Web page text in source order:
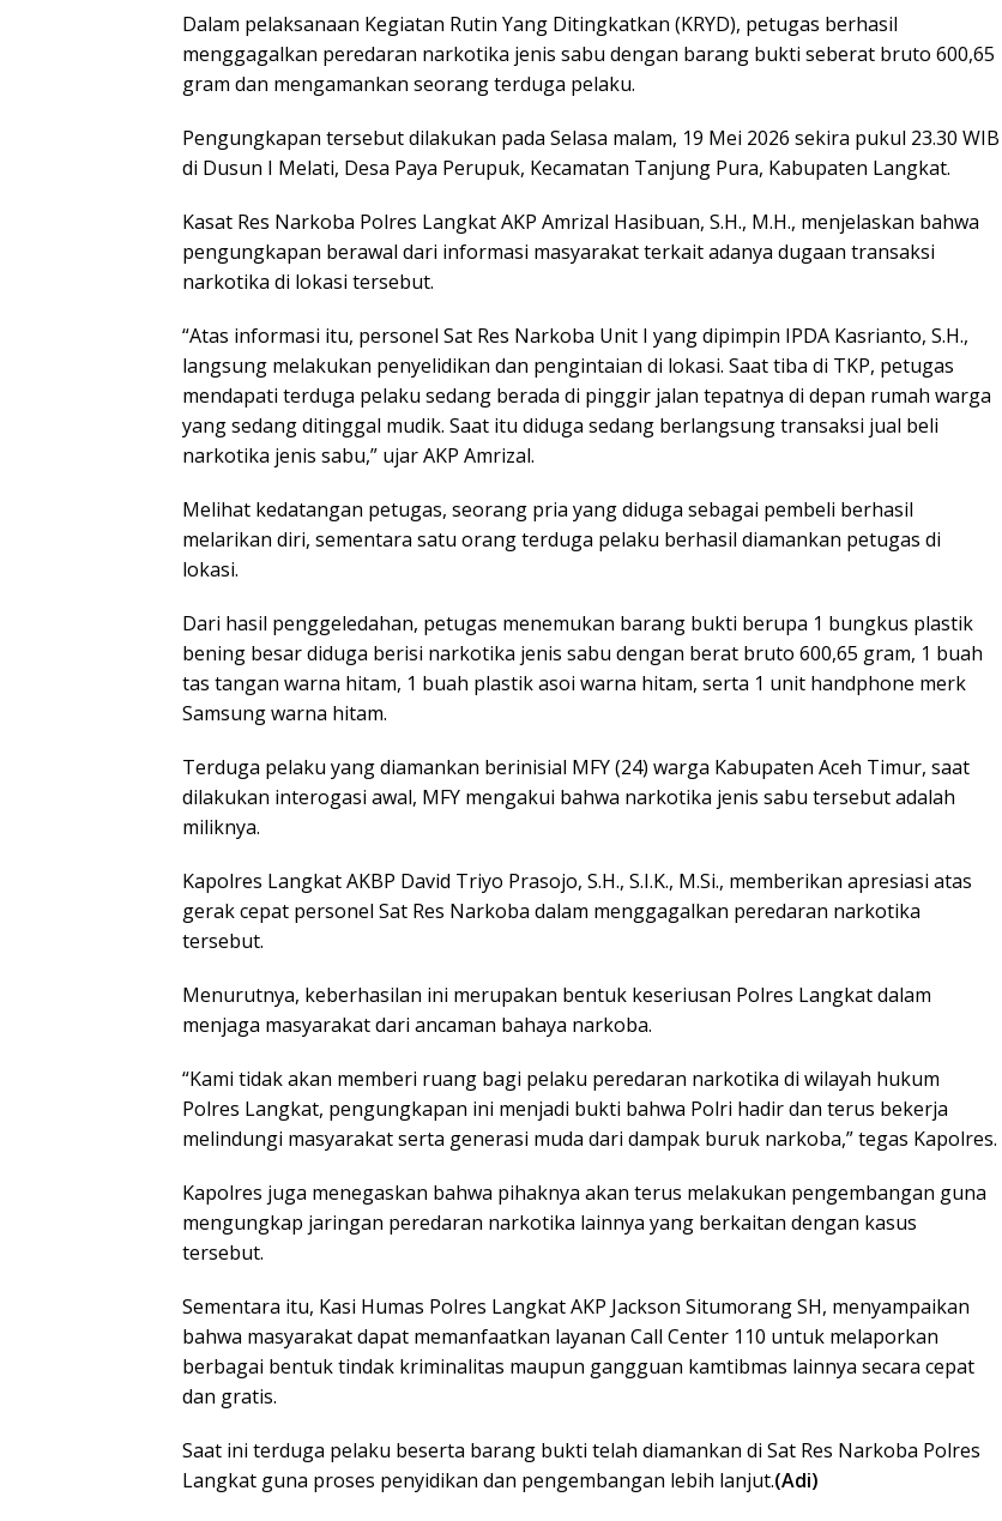
Dalam pelaksanaan Kegiatan Rutin Yang Ditingkatkan (KRYD), petugas berhasil
menggagalkan peredaran narkotika jenis sabu dengan barang bukti seberat bruto 600,65
gram dan mengamankan seorang terduga pelaku.
Pengungkapan tersebut dilakukan pada Selasa malam, 19 Mei 2026 sekira pukul 23.30 WIB
di Dusun I Melati, Desa Paya Perupuk, Kecamatan Tanjung Pura, Kabupaten Langkat.
Kasat Res Narkoba Polres Langkat AKP Amrizal Hasibuan, S.H., M.H., menjelaskan bahwa
pengungkapan berawal dari informasi masyarakat terkait adanya dugaan transaksi
narkotika di lokasi tersebut.
“Atas informasi itu, personel Sat Res Narkoba Unit I yang dipimpin IPDA Kasrianto, S.H.,
langsung melakukan penyelidikan dan pengintaian di lokasi. Saat tiba di TKP, petugas
mendapati terduga pelaku sedang berada di pinggir jalan tepatnya di depan rumah warga
yang sedang ditinggal mudik. Saat itu diduga sedang berlangsung transaksi jual beli
narkotika jenis sabu,” ujar AKP Amrizal.
Melihat kedatangan petugas, seorang pria yang diduga sebagai pembeli berhasil
melarikan diri, sementara satu orang terduga pelaku berhasil diamankan petugas di
lokasi.
Dari hasil penggeledahan, petugas menemukan barang bukti berupa 1 bungkus plastik
bening besar diduga berisi narkotika jenis sabu dengan berat bruto 600,65 gram, 1 buah
tas tangan warna hitam, 1 buah plastik asoi warna hitam, serta 1 unit handphone merk
Samsung warna hitam.
Terduga pelaku yang diamankan berinisial MFY (24) warga Kabupaten Aceh Timur, saat
dilakukan interogasi awal, MFY mengakui bahwa narkotika jenis sabu tersebut adalah
miliknya.
Kapolres Langkat AKBP David Triyo Prasojo, S.H., S.I.K., M.Si., memberikan apresiasi atas
gerak cepat personel Sat Res Narkoba dalam menggagalkan peredaran narkotika
tersebut.
Menurutnya, keberhasilan ini merupakan bentuk keseriusan Polres Langkat dalam
menjaga masyarakat dari ancaman bahaya narkoba.
“Kami tidak akan memberi ruang bagi pelaku peredaran narkotika di wilayah hukum
Polres Langkat, pengungkapan ini menjadi bukti bahwa Polri hadir dan terus bekerja
melindungi masyarakat serta generasi muda dari dampak buruk narkoba,” tegas Kapolres.
Kapolres juga menegaskan bahwa pihaknya akan terus melakukan pengembangan guna
mengungkap jaringan peredaran narkotika lainnya yang berkaitan dengan kasus
tersebut.
Sementara itu, Kasi Humas Polres Langkat AKP Jackson Situmorang SH, menyampaikan
bahwa masyarakat dapat memanfaatkan layanan Call Center 110 untuk melaporkan
berbagai bentuk tindak kriminalitas maupun gangguan kamtibmas lainnya secara cepat
dan gratis.
Saat ini terduga pelaku beserta barang bukti telah diamankan di Sat Res Narkoba Polres
Langkat guna proses penyidikan dan pengembangan lebih lanjut.(Adi)